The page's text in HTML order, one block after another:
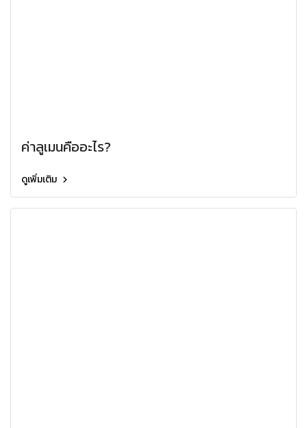
ค่าลูเมนคืออะไร?
ดูเพิ่มเติม